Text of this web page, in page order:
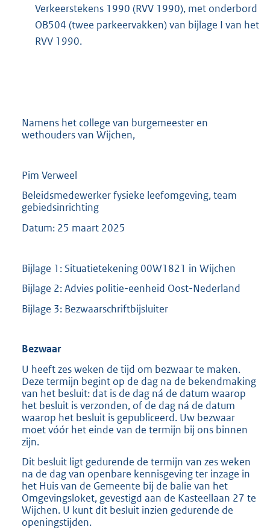
Verkeerstekens 1990 (RVV 1990), met onderbord
OB504 (twee parkeervakken) van bijlage I van het
RVV 1990.
Namens het college van burgemeester en
wethouders van Wijchen,
Pim Verweel
Beleidsmedewerker fysieke leefomgeving, team
gebiedsinrichting
Datum: 25 maart 2025
Bijlage 1: Situatietekening 00W1821 in Wijchen
Bijlage 2: Advies politie-eenheid Oost-Nederland
Bijlage 3: Bezwaarschriftbijsluiter
Bezwaar
U heeft zes weken de tijd om bezwaar te maken.
Deze termijn begint op de dag na de bekendmaking
van het besluit: dat is de dag ná de datum waarop
het besluit is verzonden, of de dag ná de datum
waarop het besluit is gepubliceerd. Uw bezwaar
moet vóór het einde van de termijn bij ons binnen
zijn.
Dit besluit ligt gedurende de termijn van zes weken
na de dag van openbare kennisgeving ter inzage in
het Huis van de Gemeente bij de balie van het
Omgevingsloket, gevestigd aan de Kasteellaan 27 te
Wijchen. U kunt dit besluit inzien gedurende de
openingstijden.